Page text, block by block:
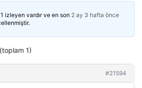
izleyen vardır ve en son 2 ay 3 hafta önce
1)
#21594